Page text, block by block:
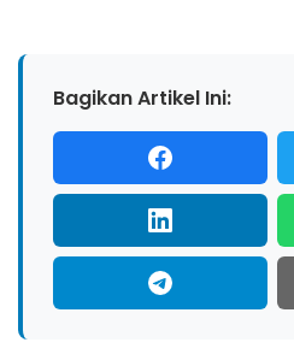
Bagikan Artikel Ini: